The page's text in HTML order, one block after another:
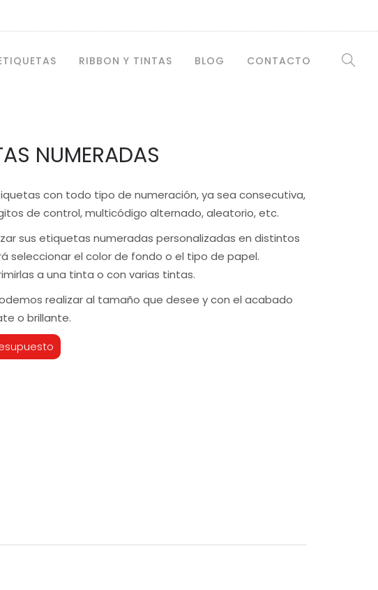
RIBBON Y TINTAS BLOG CONTACTO
NUMERADAS
con todo tipo de numeración, ya sea consecutiva,
de control, multicódigo alternado, aleatorio, etc.
sus etiquetas numeradas personalizadas en distintos
seleccionar el color de fondo o el tipo de papel.
a una tinta o con varias tintas.
realizar al tamaño que desee y con el acabado
o brillante.